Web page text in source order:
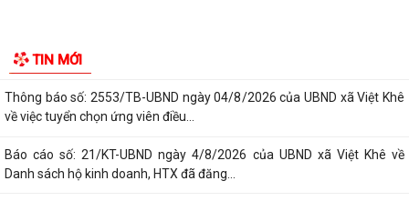
TIN MỚI
Khê Niêm yết về việc Bãi bỏ một số...
Kế hoạch số 105-KH-ĐU ngày 25/5/2026 của Đảng ủy xã Việt Khê về
việc tuyên truyền thực hiện Chỉ thị...
Thông báo số: 158/TB-TTPVHCC ngày 4/8/2026 của UBND xã Việt
Khê Niêm yết về việc Bãi bỏ một số...